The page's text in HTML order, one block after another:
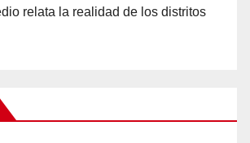
relata la realidad de los distritos